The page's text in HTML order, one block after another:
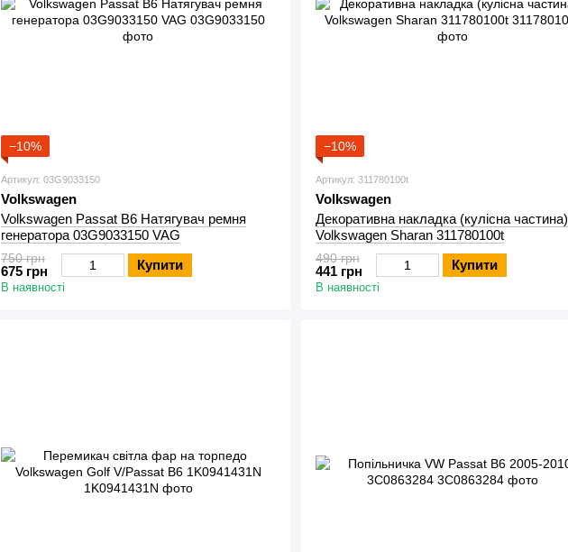
−10%
Артикул: 03G9033150
Volkswagen
Volkswagen Passat B6 Натягувач ремня
генератора 03G9033150 VAG
750 грн
675 грн Купити
В наявності
−10%
Артикул: 311780100t
Volkswagen
Декоративна накладка (кулісна частина)
Volkswagen Sharan 311780100t
490 грн
441 грн Купити
В наявності